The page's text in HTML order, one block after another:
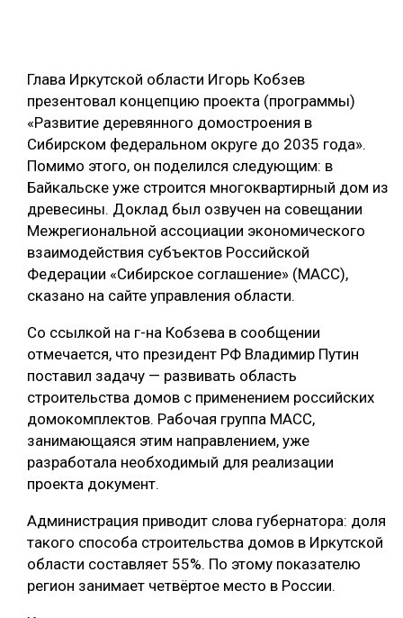
БИОЭНЕРГЕТИКА
ЛЕСОВОССТАНОВЛЕНИЕ И ЗАЩИТА
ЛОГИСТИКА
ПРОИЗВОДСТВО ДРЕВЕСНЫХ ПЛИТ
ЦБП
КОМПЛЕКСНАЯ ПЕРЕРАБОТКА
ЛЕСОПИЛЕНИЕ
ДЕРЕВЯННОЕ ДОМОСТРОЕНИЕ
БЕЗОПАСНОЕ ПРОИЗВОДСТВО
СУШКА ДРЕВЕСИНЫ
МЕБЕЛЬНОЕ ПРОИЗВОДСТВО
ТЕМАТИЧЕСКИЕ ПРОЕКТЫ
ПОДБОРКИ СТАТЕЙ
Глава Иркутской области Игорь Кобзев
презентовал концепцию проекта (программы)
«Развитие деревянного домостроения в
Сибирском федеральном округе до 2035 года».
Помимо этого, он поделился следующим: в
Байкальске уже строится многоквартирный дом из
древесины. Доклад был озвучен на совещании
Межрегиональной ассоциации экономического
взаимодействия субъектов Российской
Федерации «Сибирское соглашение» (МАСС),
сказано на сайте управления области.
Со ссылкой на г-на Кобзева в сообщении
отмечается, что президент РФ Владимир Путин
поставил задачу — развивать область
строительства домов с применением российских
домокомплектов. Рабочая группа МАСС,
занимающаяся этим направлением, уже
разработала необходимый для реализации
проекта документ.
Администрация приводит слова губернатора: доля
такого способа строительства домов в Иркутской
области составляет 55%. По этому показателю
регион занимает четвёртое место в России.